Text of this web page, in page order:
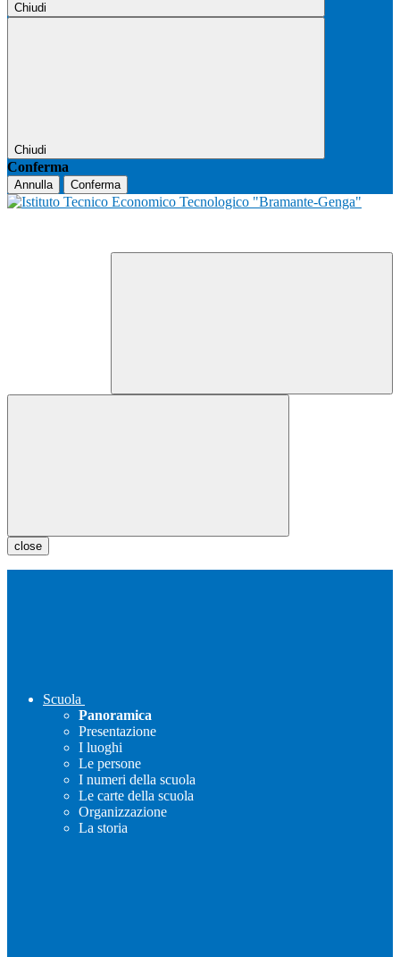
Chiudi
Chiudi
Conferma
Annulla Conferma
close
Scuola
Panoramica
Presentazione
I luoghi
Le persone
I numeri della scuola
Le carte della scuola
Organizzazione
La storia